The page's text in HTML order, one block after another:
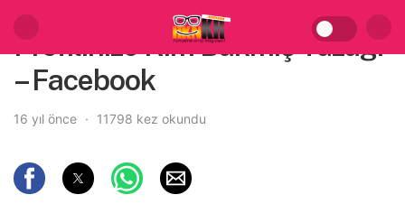
Profilinize Kim Bakmış Tuzağı
– Facebook
16 yıl önce 11798 kez okundu